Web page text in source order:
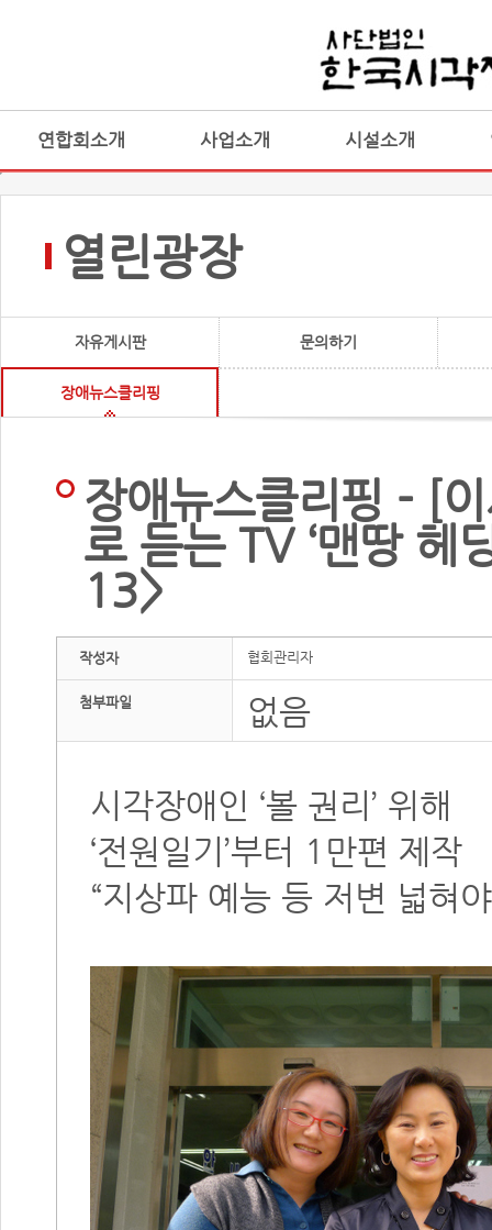
연합회소개 사업소개 시설소개
열린광장
자유게시판 문의하기
장애뉴스클리핑
장애뉴스클리핑 - [
로 듣는 TV ‘맨땅
13>
작성자 협회관리자
첨부파일 없음
시각장애인 ‘볼 권리’ 위해
‘전원일기’부터 1만편 제작
“지상파 예능 등 저변 넓혀